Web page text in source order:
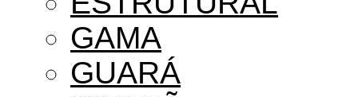
GAMA
GUARÁ